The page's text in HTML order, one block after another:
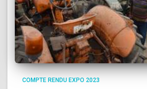
COMPTE RENDU EXPO 2023